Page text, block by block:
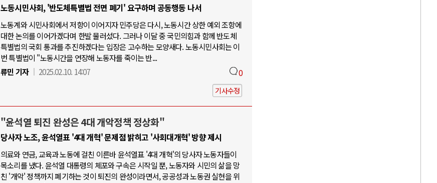
노동시민사회, '반도체특별법 전면 폐기' 요구하며 공동행동 나서
노동계와 시민사회에서 저항이 이어지자 민주당은 다시, 노동시간 상한 예외 조항에
대한 논의를 이어가겠다며 한발 물러섰다. 그러나 이달 중 국민의힘과 함께 반도체
특별법의 국회 통과를 추진하겠다는 입장은 고수하는 모양새다. 노동시민사회는 이
번 특별법이 "노동시간을 연장해 노동자를 죽이는 반...
류민 기자
2025.02.10. 14:07 0
기사수정
"윤석열 퇴진 완성은 4대 개악정책 정상화"
당사자 노조, 윤석열표 '4대 개혁' 문제점 밝히고 '사회대개혁' 방향 제시
의료와 연금, 교육과 노동에 걸친 이른바 윤석열표 '4대 개혁'의 당사자 노동자들이
목소리를 냈다. 윤석열 대통령의 체포와 구속은 시작일 뿐, 노동자와 시민의 삶을 망
친 '개악' 정책까지 폐기하는 것이 퇴진의 완성이라면서, 공공성과 노동권 실현을 위